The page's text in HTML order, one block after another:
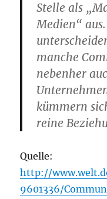
Stelle als
Medien“
manche
nebenher
kümmern
reine
Quelle:
http://
9601336/